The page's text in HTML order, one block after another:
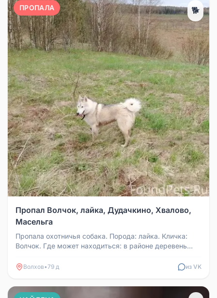
ПРОПАЛА 🐕
Пропал Волчок, лайка, Дудачкино, Хвалово,
Масельга
Пропала охотничья собака. Порода: лайка. Кличка:
Волчок. Где может находиться: в районе деревень
Волхов•79 д из VK